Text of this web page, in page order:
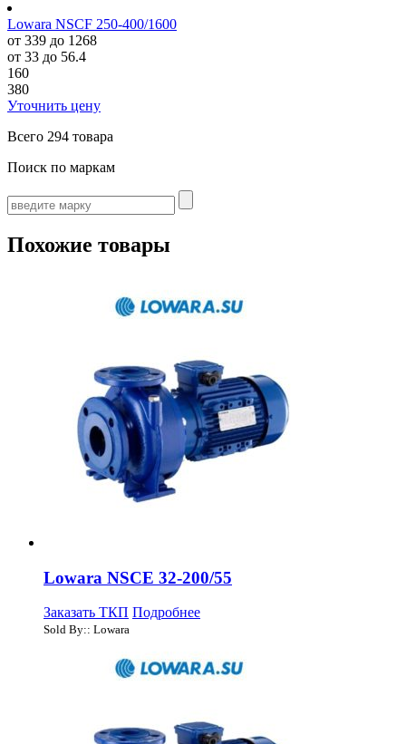
Lowara NSCF 250-400/1600
от 339 до 1268
от 33 до 56.4
160
380
Уточнить цену
Всего 294 товара
Поиск по маркам
Похожие товары
Lowara NSCE 32-200/55
Заказать ТКП Подробнее
Sold By:: Lowara